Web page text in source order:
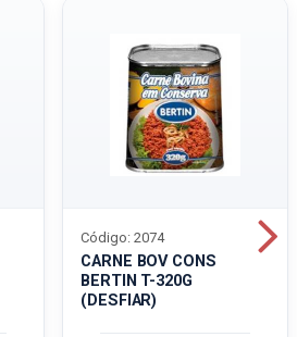
CARNE BOV CONS
BERTIN T-320G
(DESFIAR)
Código: 2074